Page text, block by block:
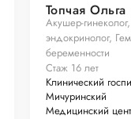
Топчая
Акушер-
эндокринолог,
беременности
Стаж 16 лет
Клинический
Мичуринский
Медицинский